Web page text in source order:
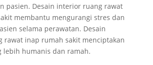
pasien. Desain interior ruang rawat
membantu mengurangi stres dan
selama perawatan. Desain
rawat inap rumah sakit menciptakan
lebih humanis dan ramah.